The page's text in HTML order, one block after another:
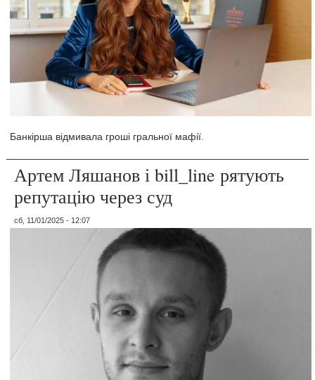
Банкірша відмивала гроші гральної мафії.
Артем Ляшанов і bill_line рятують
репутацію через суд
сб, 11/01/2025 - 12:07